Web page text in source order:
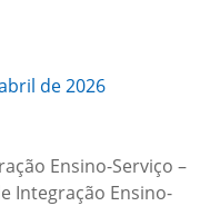
de 2026
Ensino-Serviço –
Integração Ensino-